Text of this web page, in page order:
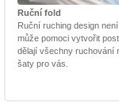
Ruční fold
Ruční ruching design
může pomoci vytvořit
dělají všechny ruchování
šaty pro vás.